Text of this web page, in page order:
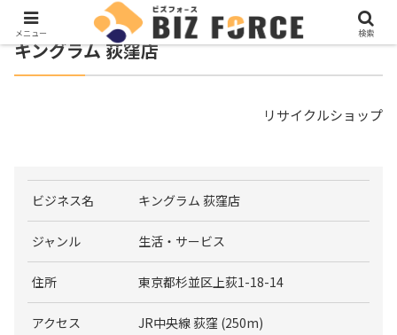
キングラム 荻窪店
リサイクルショップ
ビジネス名 キングラム 荻窪店
ジャンル 生活・サービス
住所 東京都杉並区上荻1-18-14
アクセス
JR中央線 荻窪 (250m)
メニュー 検索